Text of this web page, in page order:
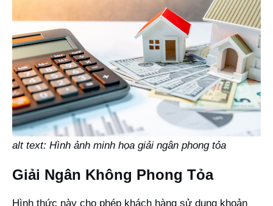
alt text: Hình ảnh minh họa giải ngân phong tỏa
Giải Ngân Không Phong Tỏa
Hình thức này cho phép khách hàng sử dụng khoản